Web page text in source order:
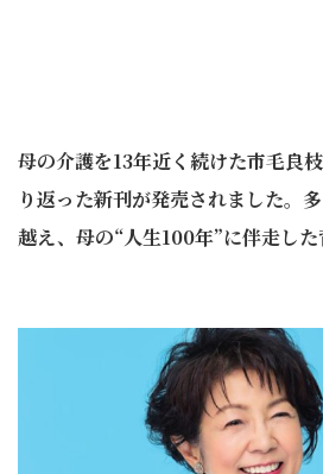
母の介護を13年近く続けた市毛良
り返った新刊が発売されました。
越え、母の“人生100年”に伴走した